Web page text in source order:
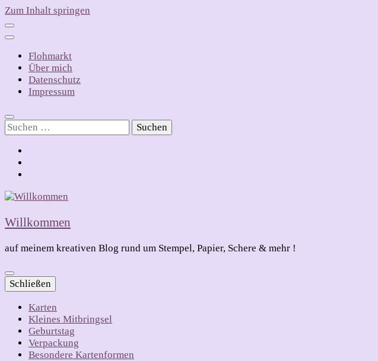
Zum Inhalt springen
Flohmarkt
Über mich
Datenschutz
Impressum
Suchen
nach:
Willkommen
auf meinem kreativen Blog rund um Stempel, Papier, Schere & mehr !
Schließen
Karten
Kleines Mitbringsel
Geburtstag
Verpackung
Besondere Kartenformen